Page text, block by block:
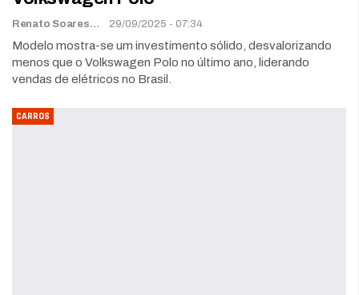
Renato Soares 29/09/2025 - 07:34
Modelo mostra-se um investimento sólido, desvalorizando
menos que o Volkswagen Polo no último ano, liderando
vendas de elétricos no Brasil.
CARROS